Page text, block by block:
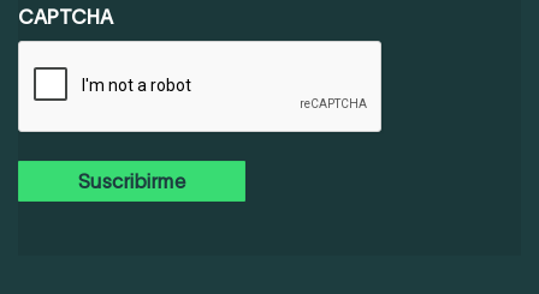
PRIVACIDAD
(OBLIGATORIO)
CAPTCHA